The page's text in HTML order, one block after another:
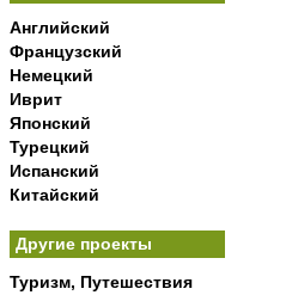
Английский
Французский
Немецкий
Иврит
Японский
Турецкий
Испанский
Китайский
Другие проекты
Туризм, Путешествия